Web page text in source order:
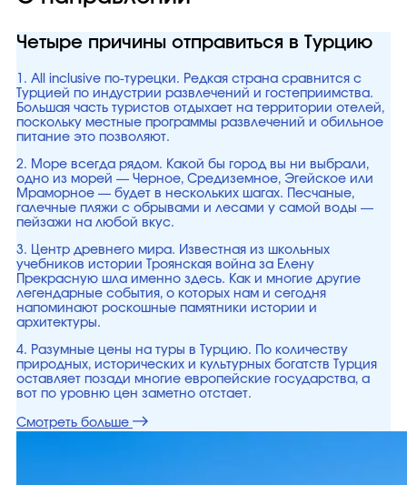
Четыре причины отправиться в Турцию
1. All inclusive по-турецки. Редкая страна сравнится с
Турцией по индустрии развлечений и гостеприимства.
Большая часть туристов отдыхает на территории отелей,
поскольку местные программы развлечений и обильное
питание это позволяют.
2. Море всегда рядом. Какой бы город вы ни выбрали,
одно из морей — Черное, Средиземное, Эгейское или
Мраморное — будет в нескольких шагах. Песчаные,
галечные пляжи с обрывами и лесами у самой воды —
пейзажи на любой вкус.
3. Центр древнего мира. Известная из школьных
учебников истории Троянская война за Елену
Прекрасную шла именно здесь. Как и многие другие
легендарные события, о которых нам и сегодня
напоминают роскошные памятники истории и
архитектуры.
4. Разумные цены на туры в Турцию. По количеству
природных, исторических и культурных богатств Турция
оставляет позади многие европейские государства, а
вот по уровню цен заметно отстает.
Смотреть больше